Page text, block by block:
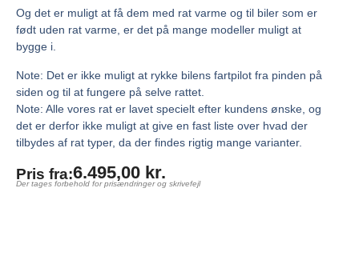
Og det er muligt at få dem med rat varme og til biler som er
født uden rat varme, er det på mange modeller muligt at
bygge i.
Note: Det er ikke muligt at rykke bilens fartpilot fra pinden på
siden og til at fungere på selve rattet.
Note: Alle vores rat er lavet specielt efter kundens ønske, og
det er derfor ikke muligt at give en fast liste over hvad der
tilbydes af rat typer, da der findes rigtig mange varianter.
Pris fra:6.495,00 kr.
Der tages forbehold for prisændringer og skrivefejl